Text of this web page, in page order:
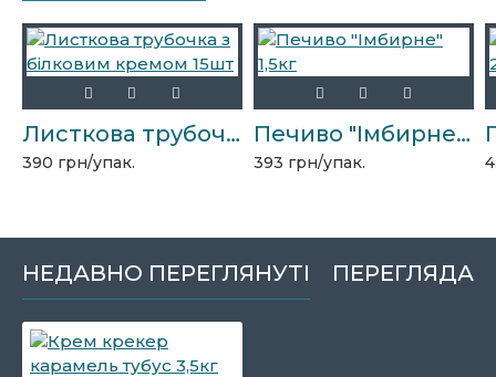
Листкова трубочка з білковим кремом 15шт
390 грн/упак.
Печиво "Імбирне" 1,5кг
393 грн/упак.
НЕДАВНО ПЕРЕГЛЯНУТІ